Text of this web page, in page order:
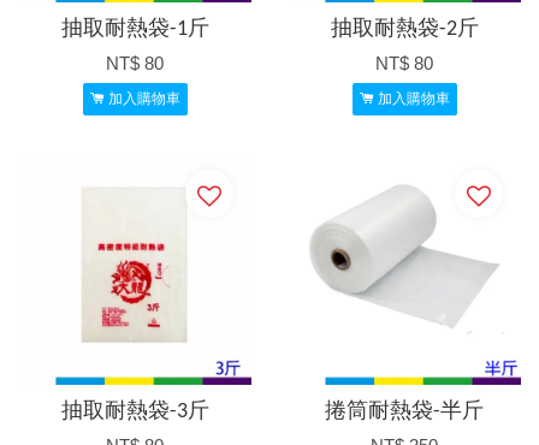
抽取耐熱袋-1斤
NT$ 80
加入購物車
抽取耐熱袋-2斤
NT$ 80
加入購物車
抽取耐熱袋-3斤 捲筒耐熱袋-半斤